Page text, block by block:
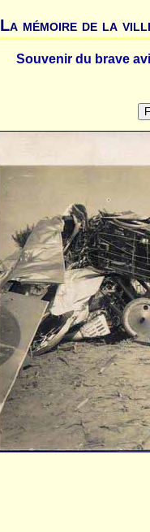
La mémoire de la
Souvenir du brave